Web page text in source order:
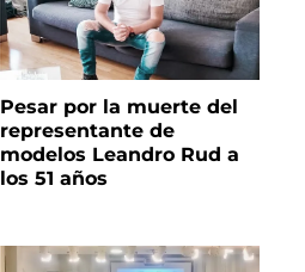
Pesar por la muerte del
representante de
modelos Leandro Rud a
los 51 años